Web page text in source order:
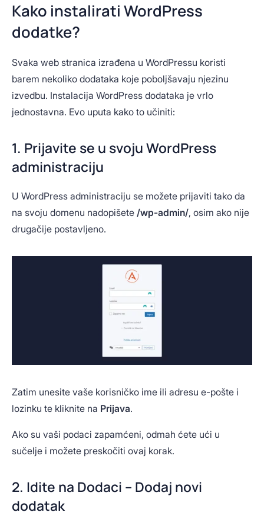
Kako instalirati WordPress
dodatke?
Svaka web stranica izrađena u WordPressu koristi
barem nekoliko dodataka koje poboljšavaju njezinu
izvedbu. Instalacija WordPress dodataka je vrlo
jednostavna. Evo uputa kako to učiniti:
1. Prijavite se u svoju WordPress
administraciju
U WordPress administraciju se možete prijaviti tako da
na svoju domenu nadopišete /wp-admin/, osim ako nije
drugačije postavljeno.
Zatim unesite vaše korisničko ime ili adresu e-pošte i
lozinku te kliknite na Prijava.
Ako su vaši podaci zapamćeni, odmah ćete ući u
sučelje i možete preskočiti ovaj korak.
2. Idite na Dodaci – Dodaj novi
dodatak